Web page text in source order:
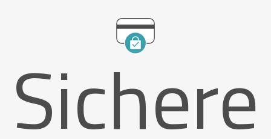
Sichere